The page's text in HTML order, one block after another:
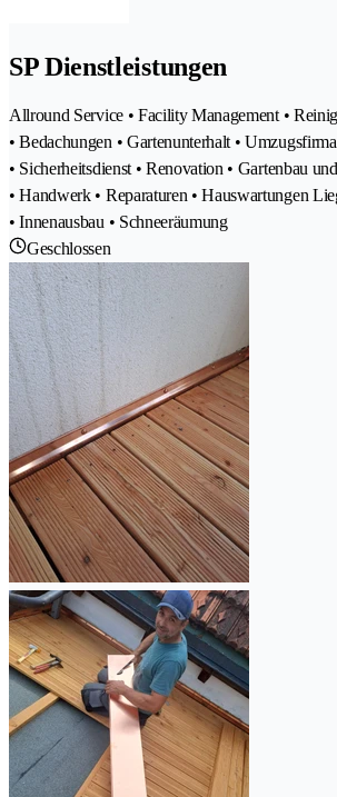
SP Dienstleistungen
Allround Service • Facility Management •
• Bedachungen • Gartenunterhalt •
• Sicherheitsdienst • Renovation • Gartenbau
• Handwerk • Reparaturen • Hauswartungen
• Innenausbau • Schneeräumung
Geschlossen